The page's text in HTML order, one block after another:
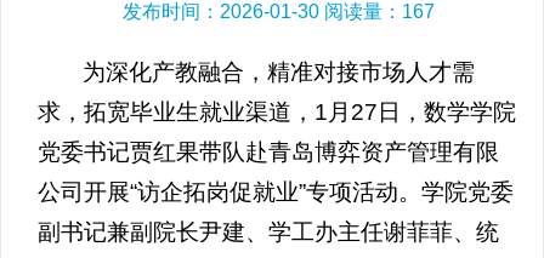
发布时间：2026-01-30 阅读量： 167
为深化产教融合，精准对接市场人才需
求，拓宽毕业生就业渠道，1月27日，数学学院
党委书记贾红果带队赴青岛博弈资产管理有限
公司开展“访企拓岗促就业”专项活动。学院党委
副书记兼副院长尹建、学工办主任谢菲菲、统